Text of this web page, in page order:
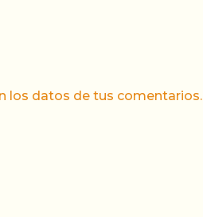
los datos de tus comentarios.